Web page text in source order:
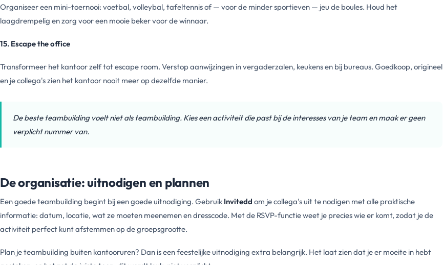
Organiseer een mini-toernooi: voetbal, volleybal, tafeltennis of — voor de minder sportieven — jeu de boules. Houd het
laagdrempelig en zorg voor een mooie beker voor de winnaar.
15. Escape the office
Transformeer het kantoor zelf tot escape room. Verstop aanwijzingen in vergaderzalen, keukens en bij bureaus. Goedkoop, origineel
en je collega's zien het kantoor nooit meer op dezelfde manier.
De beste teambuilding voelt niet als teambuilding. Kies een activiteit die past bij de interesses van je team en maak er geen
verplicht nummer van.
De organisatie: uitnodigen en plannen
Een goede teambuilding begint bij een goede uitnodiging. Gebruik Invitedd om je collega's uit te nodigen met alle praktische
informatie: datum, locatie, wat ze moeten meenemen en dresscode. Met de RSVP-functie weet je precies wie er komt, zodat je de
activiteit perfect kunt afstemmen op de groepsgrootte.
Plan je teambuilding buiten kantooruren? Dan is een feestelijke uitnodiging extra belangrijk. Het laat zien dat je er moeite in hebt